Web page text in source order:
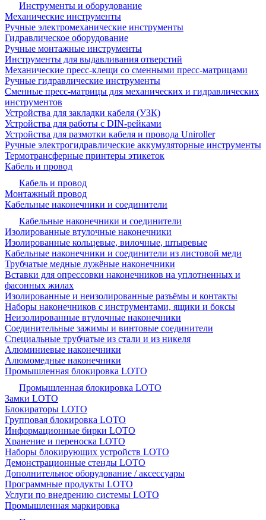
Инструменты и оборудование
Механические инструменты
Ручные электромеханические инструменты
Гидравлическое оборудование
Ручные монтажные инструменты
Инструменты для выдавливания отверстий
Механические пресс-клещи со сменными пресс-матрицами
Ручные гидравлические инструменты
Сменные пресс-матрицы для механических и гидравлических
инструментов
Устройства для закладки кабеля (УЗК)
Устройства для работы с DIN-рейками
Устройства для размотки кабеля и провода Uniroller
Ручные электрогидравлические аккумуляторные инструменты
Термотрансферные принтеры этикеток
Кабель и провод
Кабель и провод
Монтажный провод
Кабельные наконечники и соединители
Кабельные наконечники и соединители
Изолированные втулочные наконечники
Изолированные кольцевые, вилочные, штыревые
Кабельные наконечники и соединители из листовой меди
Трубчатые медные лужёные наконечники
Вставки для опрессовки наконечников на уплотненных и
фасонных жилах
Изолированные и неизолированные разъёмы и контакты
Наборы наконечников с инструментами, ящики и боксы
Неизолированные втулочные наконечники
Соединительные зажимы и винтовые соединители
Специальные трубчатые из стали и из никеля
Алюминиевые наконечники
Алюмомедные наконечники
Промышленная блокировка LOTO
Промышленная блокировка LOTO
Замки LOTO
Блокираторы LOTO
Групповая блокировка LOTO
Информационные бирки LOTO
Хранение и переноска LOTO
Наборы блокирующих устройств LOTO
Демонстрационные стенды LOTO
Дополнительное оборудование / аксессуары
Программные продукты LOTO
Услуги по внедрению системы LOTO
Промышленная маркировка